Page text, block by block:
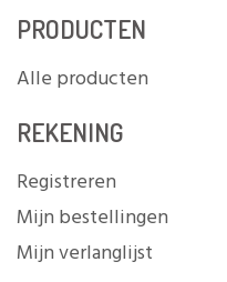
PRODUCTEN
Alle producten
REKENING
Registreren
Mijn bestellingen
Mijn verlanglijst